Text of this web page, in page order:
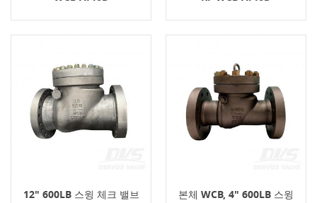
12" 600LB 스윙 체크 밸브
본체 WCB, 4" 600LB 스윙